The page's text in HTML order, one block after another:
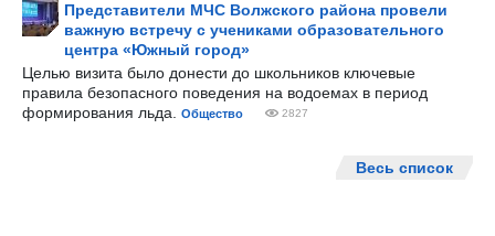
Представители МЧС Волжского района провели
важную встречу с учениками образовательного
центра «Южный город»
Целью визита было донести до школьников ключевые
правила безопасного поведения на водоемах в период
формирования льда.
Общество 2827
Весь список